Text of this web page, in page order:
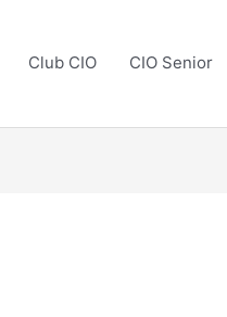
Club CIO CIO Senior